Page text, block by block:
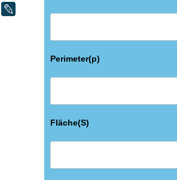
Perimeter(p)
Fläche(S)